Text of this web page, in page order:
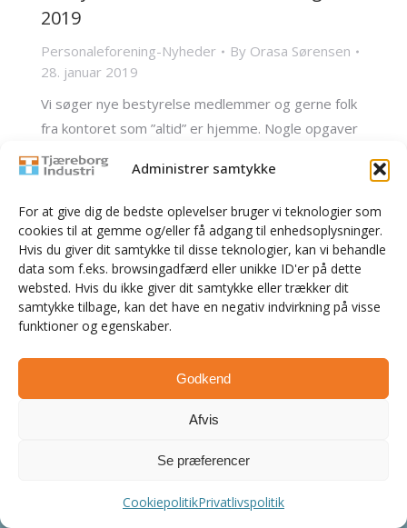
Administrer samtykke
For at give dig de bedste oplevelser bruger vi teknologier som
cookies til at gemme og/eller få adgang til enhedsoplysninger.
Hvis du giver dit samtykke til disse teknologier, kan vi behandle
data som f.eks. browsingadfærd eller unikke ID'er på dette
websted. Hvis du ikke giver dit samtykke eller trækker dit
samtykke tilbage, kan det have en negativ indvirkning på visse
funktioner og egenskaber.
Godkend
Afvis
Se præferencer
CookiepolitikPrivatlivspolitik
2019
Personaleforening-Nyheder By Orasa Sørensen
28. januar 2019
Vi søger nye bestyrelse medlemmer og gerne folk
fra kontoret som ”altid” er hjemme. Nogle opgaver
er svære at løse montører i marken. Vi forventer et
stort fremmøde i år! Skulle man blive forhindret og
have noget man gerne vil have sagt, kan det
skrives i en mail til Rasmus Plats. Det gælder også
nye…
© 2026 Tjæreborg Industri A/S | E-mail: info@tji.dk |
Kærvej 19 | DK-6731 Tjæreborg | Tlf. 7517 5244 | Vagt-
tlf. 7020 7840